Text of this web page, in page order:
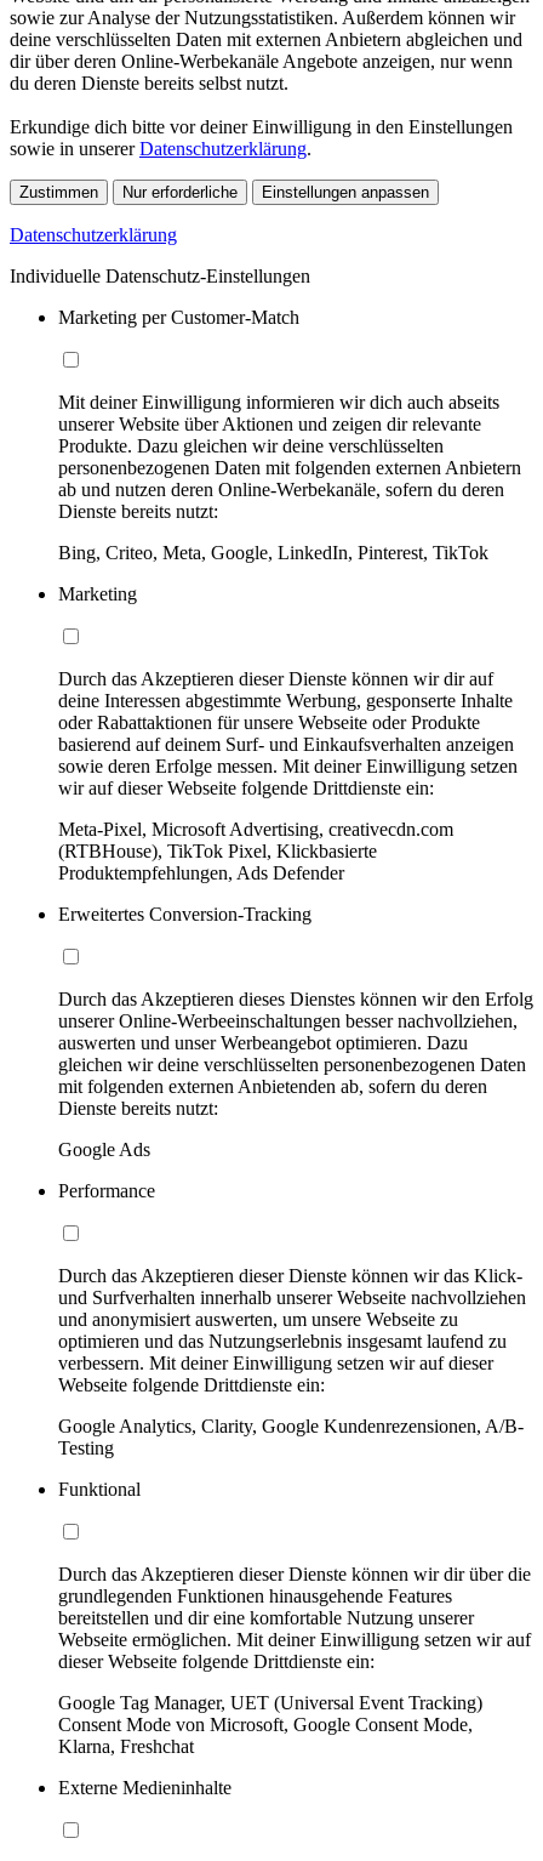
sowie zur Analyse der Nutzungsstatistiken. Außerdem können wir
deine verschlüsselten Daten mit externen Anbietern abgleichen und
dir über deren Online-Werbekanäle Angebote anzeigen, nur wenn
du deren Dienste bereits selbst nutzt.
Erkundige dich bitte vor deiner Einwilligung in den Einstellungen
sowie in unsererDatenschutzerklärung.
Zustimmen Nur erforderliche Einstellungen anpassen
Datenschutzerklärung
Individuelle Datenschutz-Einstellungen
Marketing per Customer-Match
Mit deiner Einwilligung informieren wir dich auch abseits
unserer Website über Aktionen und zeigen dir relevante
Produkte. Dazu gleichen wir deine verschlüsselten
personenbezogenen Daten mit folgenden externen Anbietern
ab und nutzen deren Online-Werbekanäle, sofern du deren
Dienste bereits nutzt:
Bing, Criteo, Meta, Google, LinkedIn, Pinterest, TikTok
Marketing
Durch das Akzeptieren dieser Dienste können wir dir auf
deine Interessen abgestimmte Werbung, gesponserte Inhalte
oder Rabattaktionen für unsere Webseite oder Produkte
basierend auf deinem Surf- und Einkaufsverhalten anzeigen
sowie deren Erfolge messen. Mit deiner Einwilligung setzen
wir auf dieser Webseite folgende Drittdienste ein:
Meta-Pixel, Microsoft Advertising, creativecdn.com
(RTBHouse), TikTok Pixel, Klickbasierte
Produktempfehlungen, Ads Defender
Erweitertes Conversion-Tracking
Durch das Akzeptieren dieses Dienstes können wir den Erfolg
unserer Online-Werbeeinschaltungen besser nachvollziehen,
auswerten und unser Werbeangebot optimieren. Dazu
gleichen wir deine verschlüsselten personenbezogenen Daten
mit folgenden externen Anbietenden ab, sofern du deren
Dienste bereits nutzt:
Google Ads
Performance
Durch das Akzeptieren dieser Dienste können wir das Klick-
und Surfverhalten innerhalb unserer Webseite nachvollziehen
und anonymisiert auswerten, um unsere Webseite zu
optimieren und das Nutzungserlebnis insgesamt laufend zu
verbessern. Mit deiner Einwilligung setzen wir auf dieser
Webseite folgende Drittdienste ein:
Google Analytics, Clarity, Google Kundenrezensionen, A/B-
Testing
Funktional
Durch das Akzeptieren dieser Dienste können wir dir über die
grundlegenden Funktionen hinausgehende Features
bereitstellen und dir eine komfortable Nutzung unserer
Webseite ermöglichen. Mit deiner Einwilligung setzen wir auf
dieser Webseite folgende Drittdienste ein:
Google Tag Manager, UET (Universal Event Tracking)
Consent Mode von Microsoft, Google Consent Mode,
Klarna, Freshchat
Externe Medieninhalte